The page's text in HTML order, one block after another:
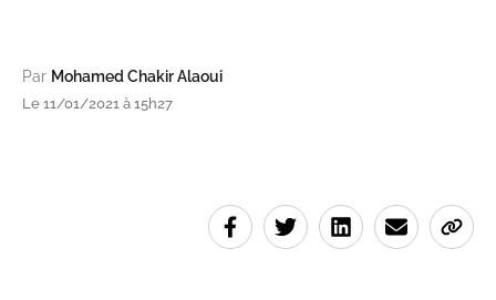
Par Mohamed Chakir Alaoui
Le 11/01/2021 à 15h27